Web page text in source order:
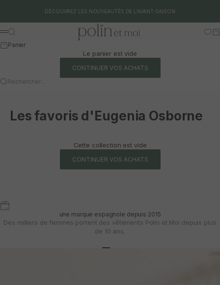
DÉCOUVREZ LES NOUVEAUTÉS DE L'AVANT-SAISON
Polín et moi
Menu
Rechercher
Panier
Le panier est vide
CONTINUER VOS ACHATS
Rechercher…
Les favoris d'Eugenia Osborne
Cette collection est vide
CONTINUER VOS ACHATS
une marque espagnole depuis 2015
Des milliers de femmes portent des vêtements Polin et Moi depuis plus
de 10 ans.